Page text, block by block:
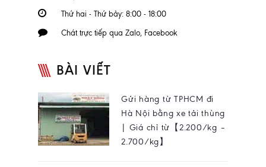
Thứ hai - Thứ bảy: 8:00 - 18:00
Chát trực tiếp qua Zalo, Facebook
BÀI VIẾT
Gửi hàng từ TPHCM đi
Hà Nội bằng xe tải thùng
| Giá chỉ từ【2.200/kg –
2.700/kg】